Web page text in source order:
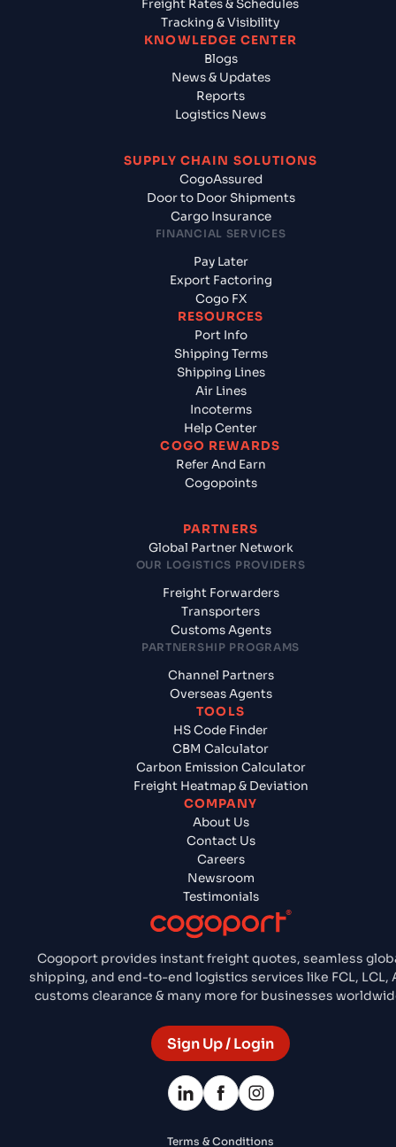
Cogoport provides instant freight quotes, seamless
shipping, and end-to-end logistics services like FCL, LCL,
customs clearance & many more for businesses
Sign Up / Login
Freight Rates & Schedules
Tracking & Visibility
KNOWLEDGE CENTER
Blogs
News & Updates
Reports
Logistics News
SUPPLY CHAIN SOLUTIONS
CogoAssured
Door to Door Shipments
Cargo Insurance
FINANCIAL SERVICES
Pay Later
Export Factoring
Cogo FX
RESOURCES
Port Info
Shipping Terms
Shipping Lines
Air Lines
Incoterms
Help Center
COGO REWARDS
Refer And Earn
Cogopoints
PARTNERS
Global Partner Network
OUR LOGISTICS PROVIDERS
Freight Forwarders
Transporters
Customs Agents
PARTNERSHIP PROGRAMS
Channel Partners
Overseas Agents
TOOLS
HS Code Finder
CBM Calculator
Carbon Emission Calculator
Freight Heatmap & Deviation
COMPANY
About Us
Contact Us
Careers
Newsroom
Testimonials
Terms & Conditions